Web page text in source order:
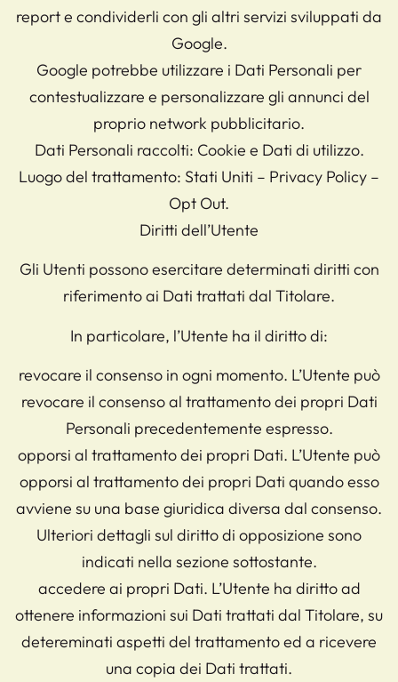
report e condividerli con gli altri servizi sviluppati da
Google.
Google potrebbe utilizzare i Dati Personali per
contestualizzare e personalizzare gli annunci del
proprio network pubblicitario.
Dati Personali raccolti: Cookie e Dati di utilizzo.
Luogo del trattamento: Stati Uniti – Privacy Policy –
Opt Out.
Diritti dell’Utente
Gli Utenti possono esercitare determinati diritti con
riferimento ai Dati trattati dal Titolare.
In particolare, l’Utente ha il diritto di:
revocare il consenso in ogni momento. L’Utente può
revocare il consenso al trattamento dei propri Dati
Personali precedentemente espresso.
opporsi al trattamento dei propri Dati. L’Utente può
opporsi al trattamento dei propri Dati quando esso
avviene su una base giuridica diversa dal consenso.
Ulteriori dettagli sul diritto di opposizione sono
indicati nella sezione sottostante.
accedere ai propri Dati. L’Utente ha diritto ad
ottenere informazioni sui Dati trattati dal Titolare, su
detereminati aspetti del trattamento ed a ricevere
una copia dei Dati trattati.